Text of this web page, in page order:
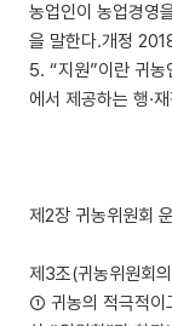
농업인이 농업경영
을 말한다.개정
5. “지원”이란 귀농
에서 제공하는 행·
제2장 귀농위원회
제3조(귀농위원회
① 귀농의 적극적이